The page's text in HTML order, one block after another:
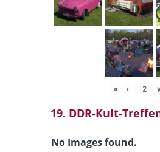
« ‹
19. DDR-Kult-
No Images found.